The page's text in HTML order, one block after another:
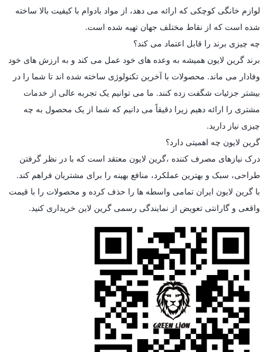
لوازم خانگی کوچکی که ارائه می دهد، از مواد بادوام با کیفیت بالا ساخته
شده است که از نقاط مختلف جهان تهیه شده است.
چه چیزی برند را قابل اعتماد می کند؟
برند گرین لایون همیشه به وعده های خود عمل می کند و به ارزش های خود
وفادار می ماند. محصولات با آخرین تکنولوژی ساخته شده اند تا شما را در
بیشتر جزئیات شگفت زده کنند. ما می توانیم یک تجربه عالی از خدمات
مشتری را ارائه دهیم زیرا دقیقاً می دانیم که شما از یک محصول به چه
چیزی نیاز دارید.
گرین لایون چه اهمیتی دارد؟
درک نیازهای مصرف کننده ،گرین لایون معتقد است که با در نظر گرفتن
طراحی، سبک و بهترین عملکرد، منافع بهینه را برای مشتریان فراهم کند.
با گرین لایون ایران تمامی واسطه ها را حذف کرده و محصولات را با قیمت
واقعی و گارانتی تعویض از نمایندگی رسمی گرین لاین خریداری کنید.